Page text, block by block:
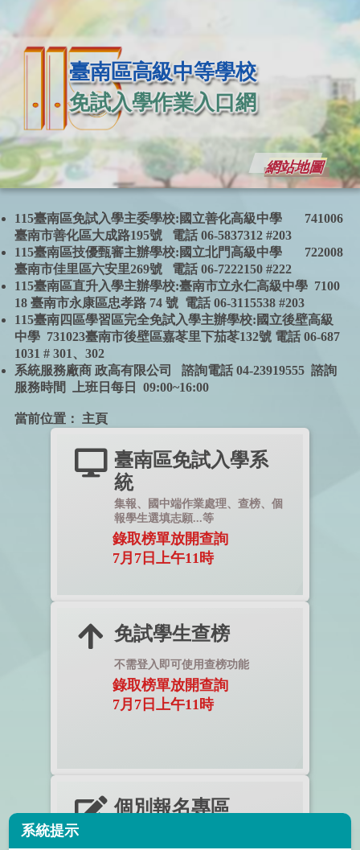
臺南區高級中等學校
免試入學作業入口網
網站地圖
115臺南區免試入學主委學校:國立善化高級中學 741006
臺南市善化區大成路195號 電話 06-5837312 #203
115臺南區技優甄審主辦學校:國立北門高級中學 722008
臺南市佳里區六安里269號 電話 06-7222150 #222
115臺南區直升入學主辦學校:臺南市立永仁高級中學 7100
18 臺南市永康區忠孝路 74 號 電話 06-3115538 #203
115臺南四區學習區完全免試入學主辦學校:國立後壁高級
中學 731023臺南市後壁區嘉苳里下茄苳132號 電話 06-687
1031 # 301、302
系統服務廠商 政高有限公司 諮詢電話 04-23919555 諮詢
服務時間 上班日每日 09:00~16:00
當前位置： 主頁
臺南區免試入學系
統
集報、國中端作業處理、查榜、個
報學生選填志願...等
錄取榜單放開查詢
7月7日上午11時
免試學生查榜
不需登入即可使用查榜功能
錄取榜單放開查詢
7月7日上午11時
個別報名專區
系統提示